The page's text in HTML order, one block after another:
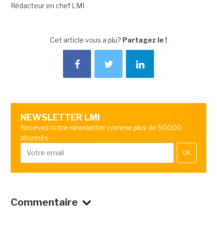
Rédacteur en chef LMI
Cet article vous a plu? Partagez le !
NEWSLETTER LMI
Recevez notre newsletter comme plus de 50000
abonnés
OK
Commentaire